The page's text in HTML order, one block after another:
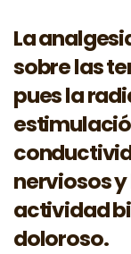
La
sobre las
pues la
nerviosos
actividad
doloroso.